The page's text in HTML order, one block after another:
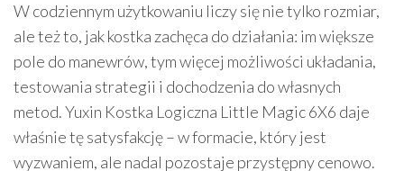
W codziennym użytkowaniu liczy się nie tylko rozmiar,
ale też to, jak kostka zachęca do działania: im większe
pole do manewrów, tym więcej możliwości układania,
testowania strategii i dochodzenia do własnych
metod. Yuxin Kostka Logiczna Little Magic 6X6 daje
właśnie tę satysfakcję – w formacie, który jest
wyzwaniem, ale nadal pozostaje przystępny cenowo.